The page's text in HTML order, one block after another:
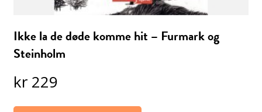
Ikke la de døde komme hit – Furmark og
Steinholm
kr 229